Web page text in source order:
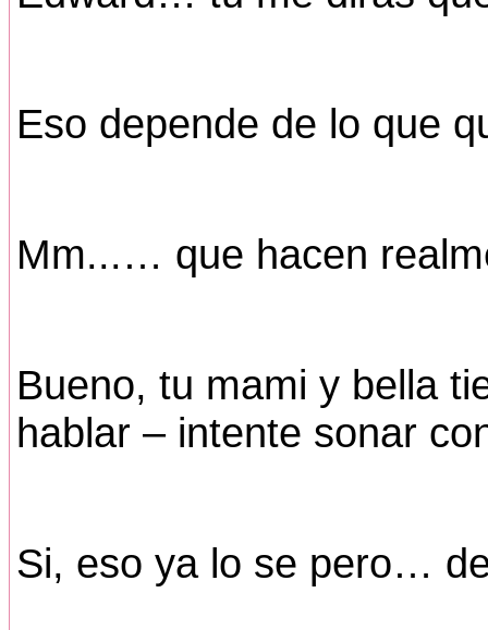
Eso depende de lo que
Mm...… que hacen
Bueno, tu mami y bella
hablar – intente sonar
Si, eso ya lo se pero…